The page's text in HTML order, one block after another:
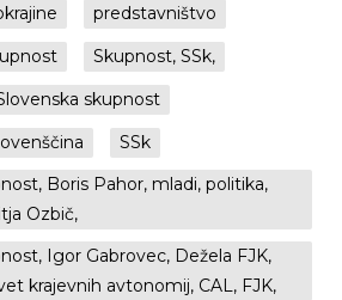
predstavništvo
Skupnost, SSk,
skupnost
SSk
Boris Pahor, mladi, politika,
Ozbič,
Igor Gabrovec, Dežela FJK,
krajevnih avtonomij, CAL, FJK,